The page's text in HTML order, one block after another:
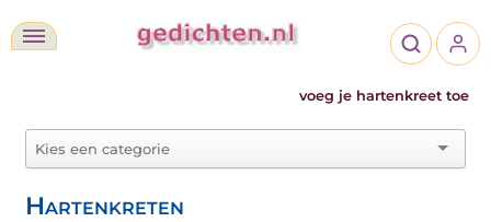
voeg je hartenkreet toe
Hartenkreten